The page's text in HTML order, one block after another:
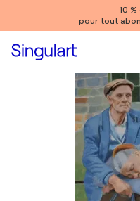
10
pour tout